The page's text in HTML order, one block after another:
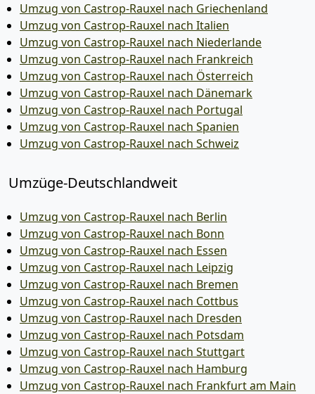
Umzug von Castrop-Rauxel nach Griechenland
Umzug von Castrop-Rauxel nach Italien
Umzug von Castrop-Rauxel nach Niederlande
Umzug von Castrop-Rauxel nach Frankreich
Umzug von Castrop-Rauxel nach Österreich
Umzug von Castrop-Rauxel nach Dänemark
Umzug von Castrop-Rauxel nach Portugal
Umzug von Castrop-Rauxel nach Spanien
Umzug von Castrop-Rauxel nach Schweiz
Umzüge-Deutschlandweit
Umzug von Castrop-Rauxel nach Berlin
Umzug von Castrop-Rauxel nach Bonn
Umzug von Castrop-Rauxel nach Essen
Umzug von Castrop-Rauxel nach Leipzig
Umzug von Castrop-Rauxel nach Bremen
Umzug von Castrop-Rauxel nach Cottbus
Umzug von Castrop-Rauxel nach Dresden
Umzug von Castrop-Rauxel nach Potsdam
Umzug von Castrop-Rauxel nach Stuttgart
Umzug von Castrop-Rauxel nach Hamburg
Umzug von Castrop-Rauxel nach Frankfurt am Main